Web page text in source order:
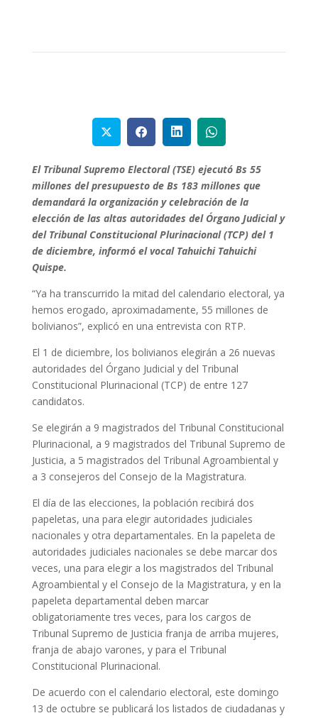
El Tribunal Supremo Electoral (TSE) ejecutó Bs 55
millones del presupuesto de Bs 183 millones que
demandará la organización y celebración de la
elección de las altas autoridades del Órgano Judicial y
del Tribunal Constitucional Plurinacional (TCP) del 1
de diciembre, informó el vocal Tahuichi Tahuichi
Quispe.
“Ya ha transcurrido la mitad del calendario electoral, ya
hemos erogado, aproximadamente, 55 millones de
bolivianos”, explicó en una entrevista con RTP.
El 1 de diciembre, los bolivianos elegirán a 26 nuevas
autoridades del Órgano Judicial y del Tribunal
Constitucional Plurinacional (TCP) de entre 127
candidatos.
Se elegirán a 9 magistrados del Tribunal Constitucional
Plurinacional, a 9 magistrados del Tribunal Supremo de
Justicia, a 5 magistrados del Tribunal Agroambiental y
a 3 consejeros del Consejo de la Magistratura.
El día de las elecciones, la población recibirá dos
papeletas, una para elegir autoridades judiciales
nacionales y otra departamentales. En la papeleta de
autoridades judiciales nacionales se debe marcar dos
veces, una para elegir a los magistrados del Tribunal
Agroambiental y el Consejo de la Magistratura, y en la
papeleta departamental deben marcar
obligatoriamente tres veces, para los cargos de
Tribunal Supremo de Justicia franja de arriba mujeres,
franja de abajo varones, y para el Tribunal
Constitucional Plurinacional.
De acuerdo con el calendario electoral, este domingo
13 de octubre se publicará los listados de ciudadanas y